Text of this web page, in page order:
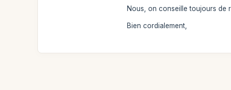
Nous, on conseille toujours de
Bien cordialement,